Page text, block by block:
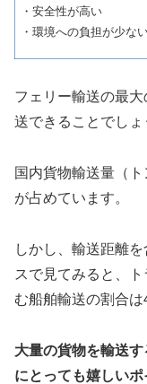
・安全性が高い
・環境への負担が少な
フェリー輸送の最
送できることでしょ
国内貨物輸送量（
が占めています。
しかし、輸送距離
スで見てみると、
む船舶輸送の割合は
大量の貨物を輸送
にとっても嬉しいポ